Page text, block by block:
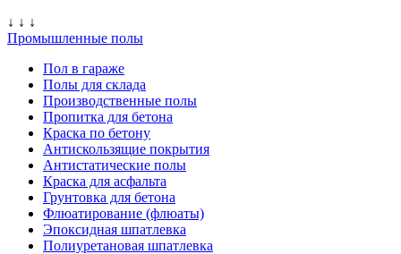
↓ ↓ ↓
Промышленные полы
Пол в гараже
Полы для склада
Производственные полы
Пропитка для бетона
Краска по бетону
Антискользящие покрытия
Антистатические полы
Краска для асфальта
Грунтовка для бетона
Флюатирование (флюаты)
Эпоксидная шпатлевка
Полиуретановая шпатлевка